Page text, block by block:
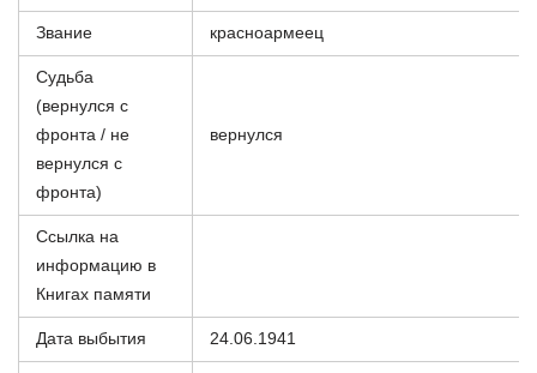
Звание красноармеец
Судьба
(вернулся с
фронта / не
вернулся с
фронта)
вернулся
Ссылка на
информацию в
Книгах памяти
Дата выбытия 24.06.1941